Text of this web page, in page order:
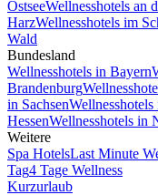
OstseeWellnesshotels an
HarzWellnesshotels im
Wald
Bundesland
Wellnesshotels in Bayern
Brandenburg
in Sachsen
HessenWellnesshotels in
Weitere
Spa HotelsLast Minute
Tag4 Tage Wellness
Kurzurlaub